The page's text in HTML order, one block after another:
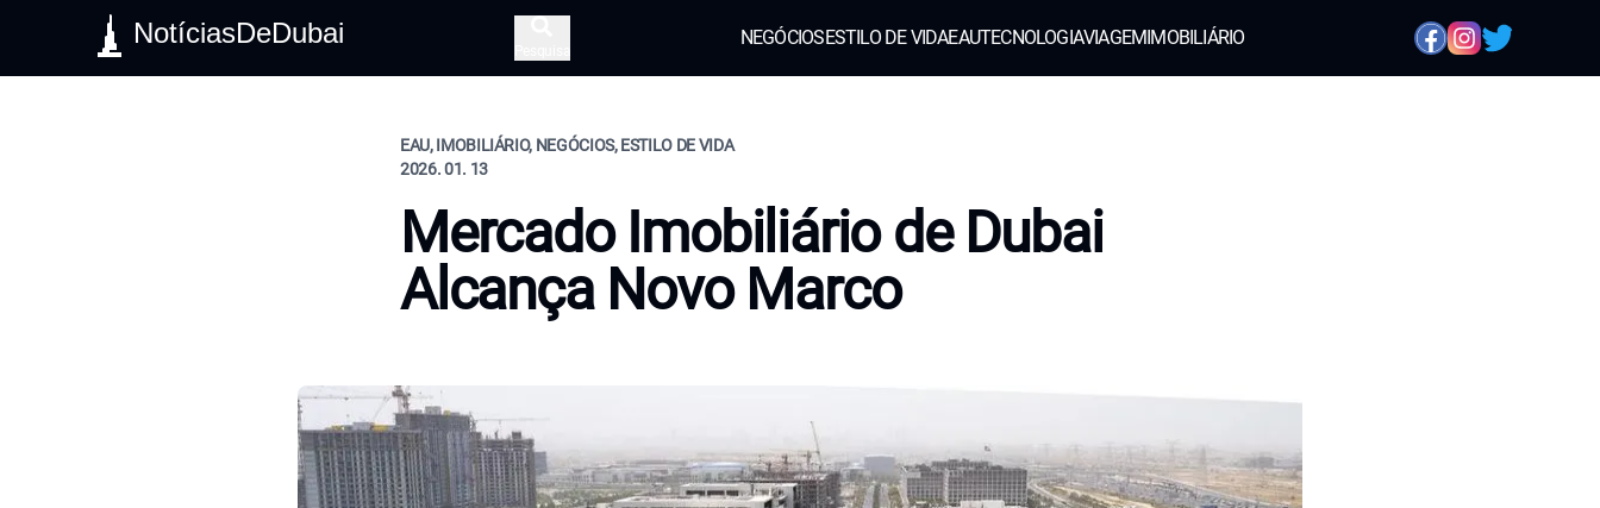
NotíciasDeDubai NEGÓCIOSESTILO DE VIDAEAUTECNOLOGIAVIAGEMIMOBILIÁRIO
EAU, IMOBILIÁRIO, NEGÓCIOS, ESTILO DE VIDA
2026. 01. 13
Mercado Imobiliário de Dubai
Alcança Novo Marco